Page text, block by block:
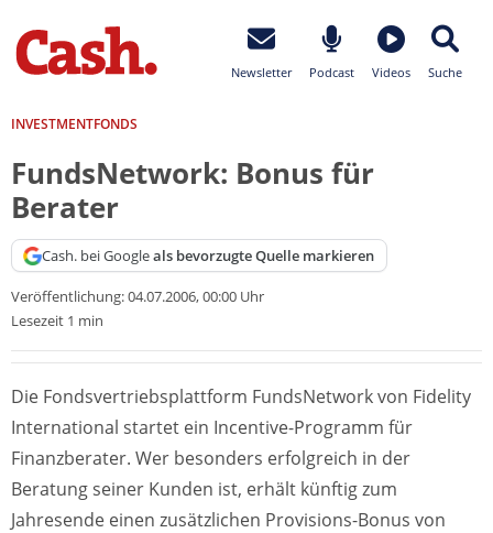
Newsletter Podcast Videos Suche
INVESTMENTFONDS
FundsNetwork: Bonus für
Berater
Cash. bei Googleals bevorzugte Quelle markieren
Veröffentlichung:04.07.2006, 00:00 Uhr
Lesezeit 1 min
Die Fondsvertriebsplattform FundsNetwork von Fidelity
International startet ein Incentive-Programm für
Finanzberater. Wer besonders erfolgreich in der
Beratung seiner Kunden ist, erhält künftig zum
Jahresende einen zusätzlichen Provisions-Bonus von